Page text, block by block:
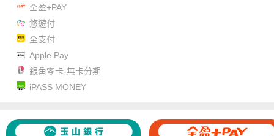
全盈+PAY
悠遊付
全支付
Apple Pay
銀角零卡-無卡分期
iPASS MONEY